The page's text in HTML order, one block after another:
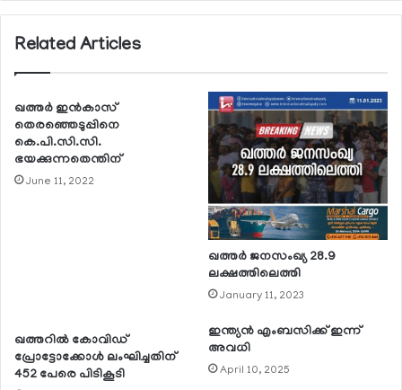
Related Articles
ഖത്തര്‍ ഇന്‍കാസ്
തെരഞ്ഞെടുപ്പിനെ
കെ.പി.സി.സി.
ഭയക്കുന്നതെന്തിന്
June 11, 2022
ഖത്തര്‍ ജനസംഖ്യ 28.9
ലക്ഷത്തിലെത്തി
January 11, 2023
ഖത്തറില്‍ കോവിഡ്
പ്രോട്ടോക്കോള്‍ ലംഘിച്ചതിന്
452 പേരെ പിടികൂടി
ഇന്ത്യന്‍ എംബസിക്ക് ഇന്ന്
അവധി
April 10, 2025